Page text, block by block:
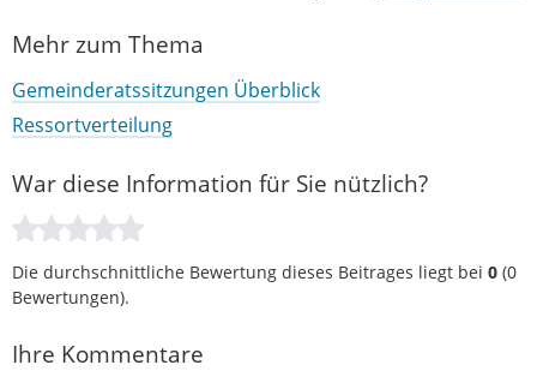
Mehr zum Thema
Gemeinderatssitzungen Überblick
Ressortverteilung
War diese Information für Sie nützlich?
Die durchschnittliche Bewertung dieses Beitrages liegt bei 0 (0
Bewertungen).
Ihre Kommentare